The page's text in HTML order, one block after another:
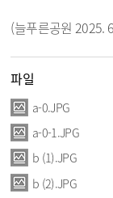
(늘푸른공원 2025.
파일
a-0.JPG
a-0-1.JPG
b (1).JPG
b (2).JPG